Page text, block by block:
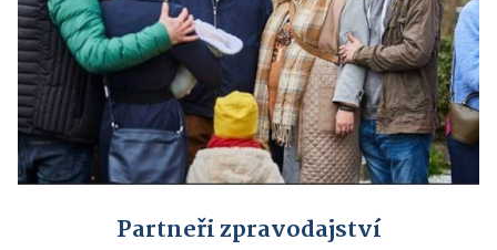
Partneři zpravodajství